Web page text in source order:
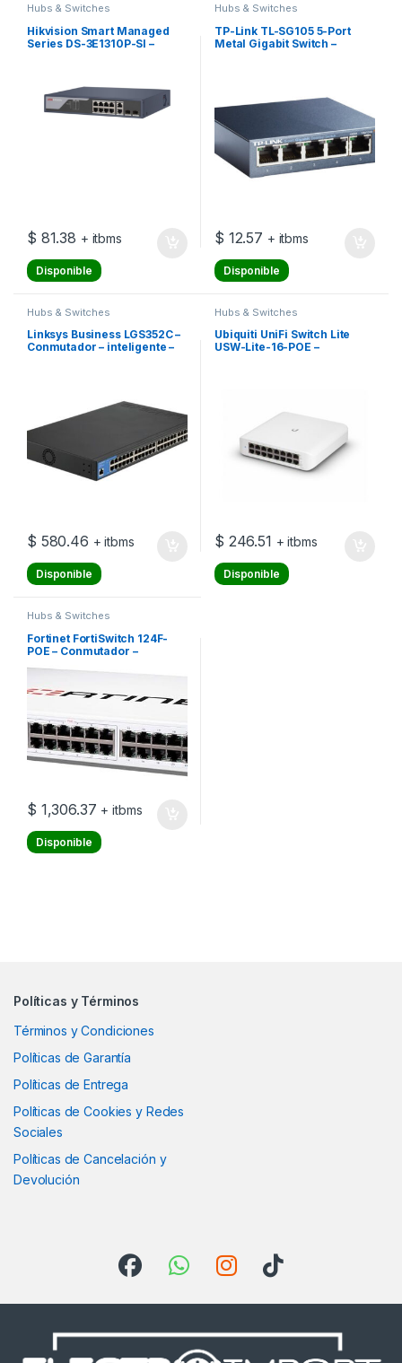
Hubs & Switches
Hikvision Smart Managed
Series DS-3E1310P-SI –
sobremesa – PoE (125 W)
$ 81.38 + itbms
Disponible
Hubs & Switches
TP-Link TL-SG105 5-Port
Metal Gigabit Switch –
$ 12.57 + itbms
Disponible
Hubs & Switches
Linksys Business LGS352C –
Conmutador – inteligente –
$ 580.46 + itbms
Disponible
Hubs & Switches
Ubiquiti UniFi Switch Lite
USW-Lite-16-POE –
$ 246.51 + itbms
Disponible
Hubs & Switches
Fortinet FortiSwitch 124F-
POE – Conmutador –
10/100/1000 (PoE+) + 4 x 10
Gigabit SFP+ – flujo de aire
lateral hacia atrás – montaje
$ 1,306.37 + itbms
Disponible
Políticas y Términos
Términos y Condiciones
Políticas de Garantía
Políticas de Entrega
Políticas de Cookies y Redes
Sociales
Políticas de Cancelación y
Devolución